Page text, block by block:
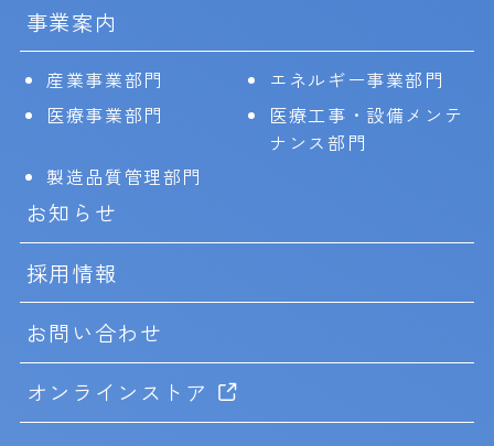
事業案内
産業事業部門
エネルギー事業部門
医療事業部門
医療工事・設備メンテ
ナンス部門
製造品質管理部門
お知らせ
採用情報
お問い合わせ
オンラインストア